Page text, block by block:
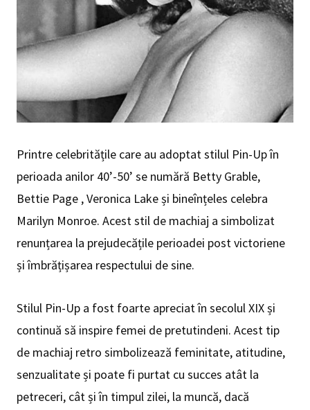
Printre celebritățile care au adoptat stilul Pin-Up în
perioada anilor 40’-50’ se numără Betty Grable,
Bettie Page , Veronica Lake și bineînțeles celebra
Marilyn Monroe. Acest stil de machiaj a simbolizat
renunțarea la prejudecățile perioadei post victoriene
și îmbrățișarea respectului de sine.
Stilul Pin-Up a fost foarte apreciat în secolul XIX și
continuă să inspire femei de pretutindeni. Acest tip
de machiaj retro simbolizează feminitate, atitudine,
senzualitate și poate fi purtat cu succes atât la
petreceri, cât și în timpul zilei, la muncă, dacă